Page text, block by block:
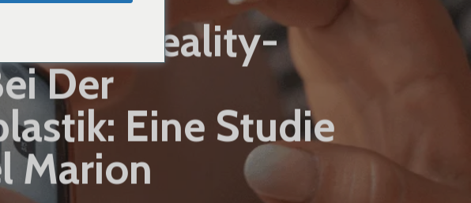
Reality-
Der
Eine Studie
Marion